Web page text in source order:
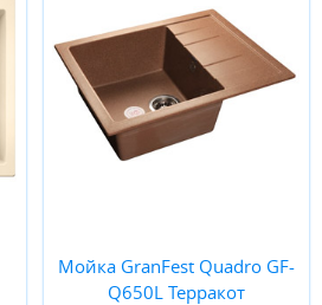
Мойка GranFest Quadro GF-
Q650L Терракот